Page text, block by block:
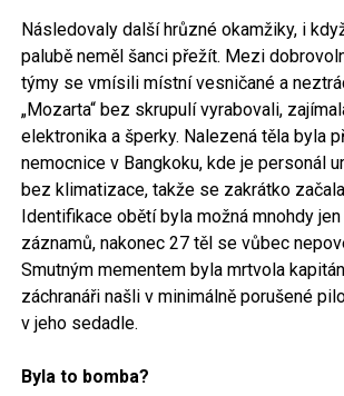
Následovaly další hrůzné okamžiky, i
palubě neměl šanci přežít. Mezi
týmy se vmísili místní vesničané a
„Mozarta“ bez skrupulí vyrabovali,
elektronika a šperky. Nalezená těla byla
nemocnice v Bangkoku, kde je personál
bez klimatizace, takže se zakrátko
Identifikace obětí byla možná mnohdy
záznamů, nakonec 27 těl se vůbec
Smutným mementem byla mrtvola
záchranáři našli v minimálně porušené
v jeho sedadle.
Byla to bomba?